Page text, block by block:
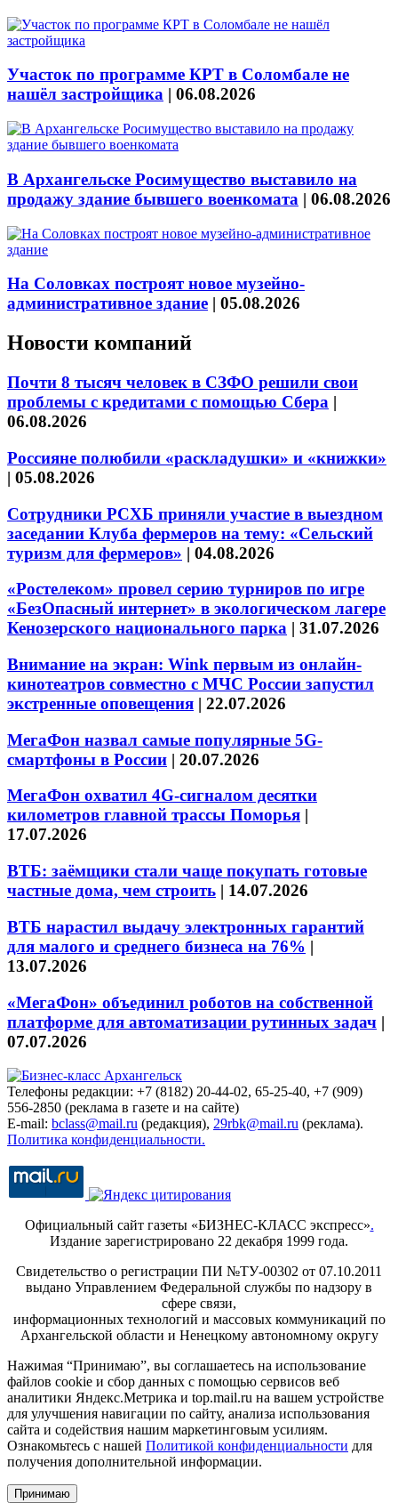
Участок по программе КРТ в Соломбале не
нашёл застройщика | 06.08.2026
В Архангельске Росимущество выставило на
продажу здание бывшего военкомата | 06.08.2026
На Соловках построят новое музейно-
административное здание | 05.08.2026
Новости компаний
Почти 8 тысяч человек в СЗФО решили свои
проблемы с кредитами с помощью Сбера |
06.08.2026
Россияне полюбили «раскладушки» и «книжки»
| 05.08.2026
Сотрудники РСХБ приняли участие в выездном
заседании Клуба фермеров на тему: «Сельский
туризм для фермеров» | 04.08.2026
«Ростелеком» провел серию турниров по игре
«БезОпасный интернет» в экологическом лагере
Кенозерского национального парка | 31.07.2026
Внимание на экран: Wink первым из онлайн-
кинотеатров совместно с МЧС России запустил
экстренные оповещения | 22.07.2026
МегаФон назвал самые популярные 5G-
смартфоны в России | 20.07.2026
МегаФон охватил 4G-сигналом десятки
километров главной трассы Поморья |
17.07.2026
ВТБ: заёмщики стали чаще покупать готовые
частные дома, чем строить | 14.07.2026
ВТБ нарастил выдачу электронных гарантий
для малого и среднего бизнеса на 76% |
13.07.2026
«МегаФон» объединил роботов на собственной
платформе для автоматизации рутинных задач |
07.07.2026
Телефоны редакции: +7 (8182) 20-44-02, 65-25-40, +7 (909)
556-2850 (реклама в газете и на сайте)
E-mail: bclass@mail.ru (редакция), 29rbk@mail.ru (реклама).
Политика конфиденциальности.
Официальный сайт газеты «БИЗНЕС-КЛАСС экспресс».
Издание зарегистрировано 22 декабря 1999 года.
Свидетельство о регистрации ПИ №ТУ-00302 от 07.10.2011
выдано Управлением Федеральной службы по надзору в
сфере связи,
информационных технологий и массовых коммуникаций по
Архангельской области и Ненецкому автономному округу
Нажимая “Принимаю”, вы соглашаетесь на использование
файлов cookie и сбор данных с помощью сервисов веб
аналитики Яндекс.Метрика и top.mail.ru на вашем устройстве
для улучшения навигации по сайту, анализа использования
сайта и содействия нашим маркетинговым усилиям.
Ознакомьтесь с нашей Политикой конфиденциальности для
получения дополнительной информации.
Принимаю